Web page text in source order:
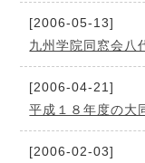
[2006-05-13]
九州学院同窓会八
[2006-04-21]
平成１８年度の大
[2006-02-03]